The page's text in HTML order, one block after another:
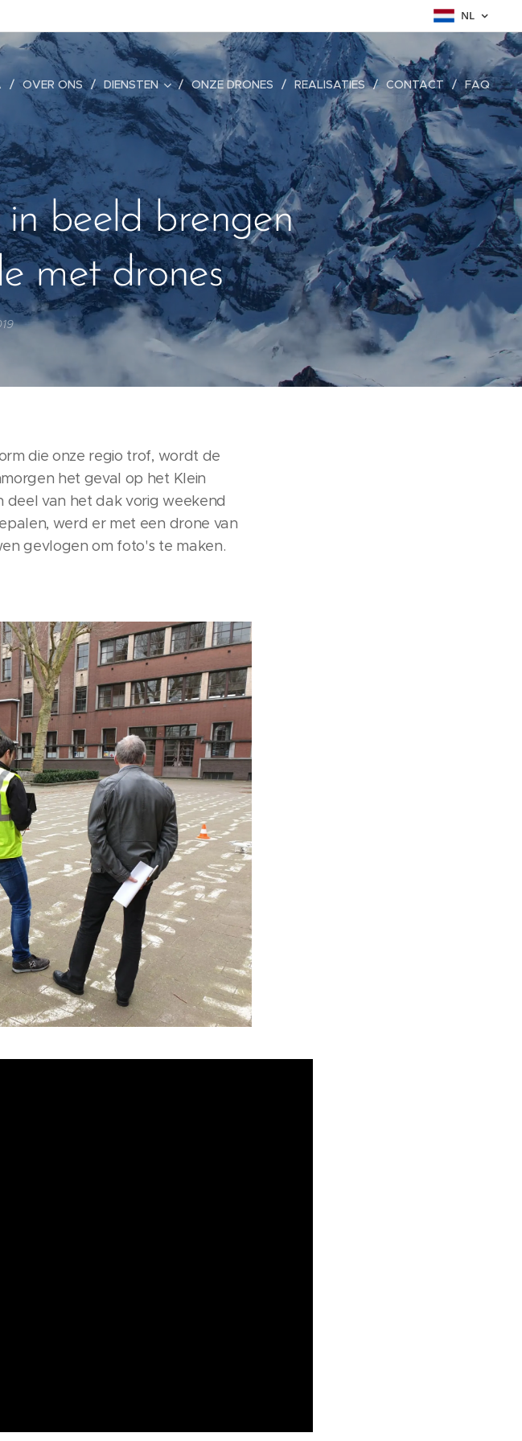
NL
OVER ONS DIENSTEN ONZE DRONES REALISATIES CONTACT FAQ
beeld brengen
met drones
die onze regio trof, wordt de
het geval op het Klein
deel van het dak vorig weekend
werd er met een drone van
gevlogen om foto's te maken.